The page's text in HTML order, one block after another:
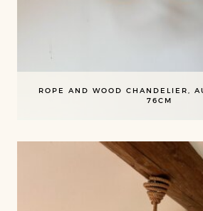
ROPE AND WOOD CHANDELIER,
76CM